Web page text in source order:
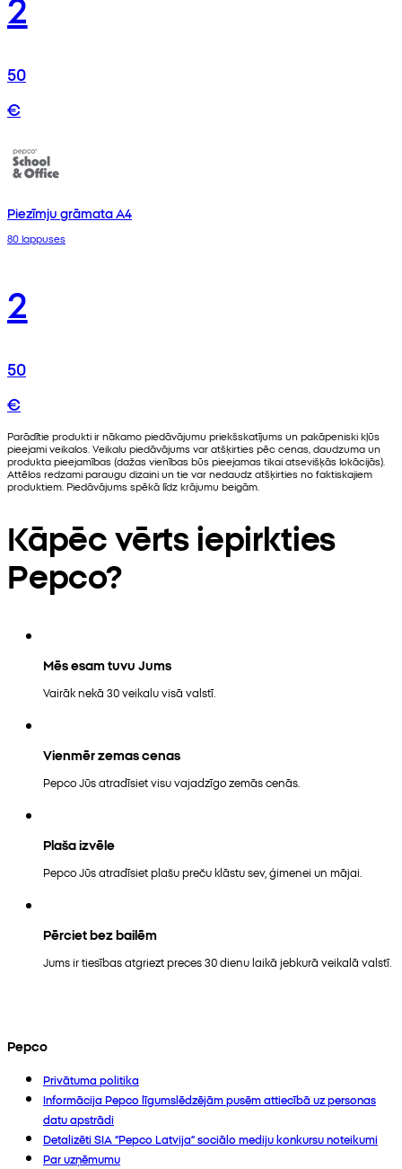
50
€
Piezīmju grāmata A4
80 lappuses
2
50
€
Parādītie produkti ir nākamo piedāvājumu priekšskatījums un pakāpeniski kļūs
pieejami veikalos. Veikalu piedāvājums var atšķirties pēc cenas, daudzuma un
produkta pieejamības (dažas vienības būs pieejamas tikai atsevišķās lokācijās).
Attēlos redzami paraugu dizaini un tie var nedaudz atšķirties no faktiskajiem
produktiem. Piedāvājums spēkā līdz krājumu beigām.
Kāpēc vērts iepirkties
Pepco?
Mēs esam tuvu Jums
Vairāk nekā 30 veikalu visā valstī.
Vienmēr zemas cenas
Pepco Jūs atradīsiet visu vajadzīgo zemās cenās.
Plaša izvēle
Pepco Jūs atradīsiet plašu preču klāstu sev, ģimenei un mājai.
Pērciet bez bailēm
Jums ir tiesības atgriezt preces 30 dienu laikā jebkurā veikalā valstī.
Pepco
Privātuma politika
Informācija Pepco līgumslēdzējām pusēm attiecībā uz personas
datu apstrādi
Detalizēti SIA “Pepco Latvija” sociālo mediju konkursu noteikumi
Par uzņēmumu